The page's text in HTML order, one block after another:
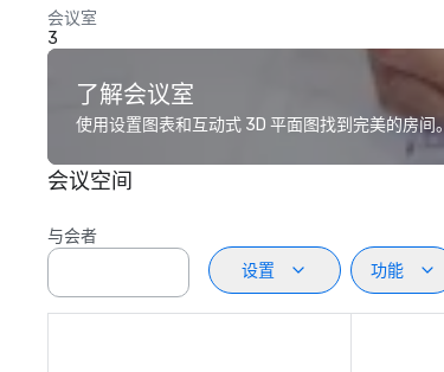
会议室
3
了解会议室
使用设置图表和互动式 3D 平面图找到完美的房间。
会议空间
与会者
设置
功能